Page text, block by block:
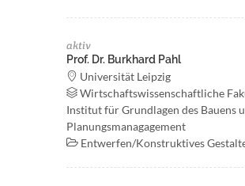
aktiv
Prof. Dr. Burkhard Pahl
Universität Leipzig
Wirtschaftswissenschaftliche
Institut für Grundlagen des Bauens
Planungsmanagagement
Entwerfen/Konstruktives